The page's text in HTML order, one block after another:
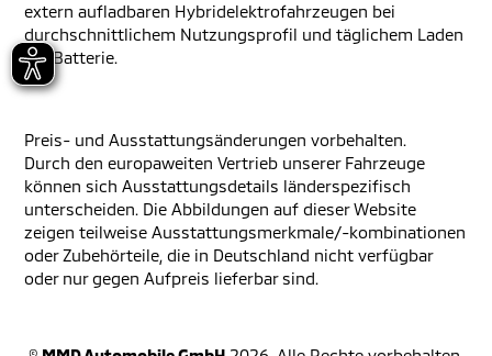
extern aufladbaren Hybridelektrofahrzeugen bei
durchschnittlichem Nutzungsprofil und täglichem Laden
der Batterie.
Preis- und Ausstattungsänderungen vorbehalten.
Durch den europaweiten Vertrieb unserer Fahrzeuge
können sich Ausstattungsdetails länderspezifisch
unterscheiden. Die Abbildungen auf dieser Website
zeigen teilweise Ausstattungsmerkmale/-kombinationen
oder Zubehörteile, die in Deutschland nicht verfügbar
oder nur gegen Aufpreis lieferbar sind.